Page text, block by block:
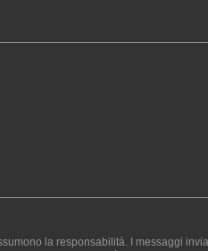
la responsabilità. I messaggi